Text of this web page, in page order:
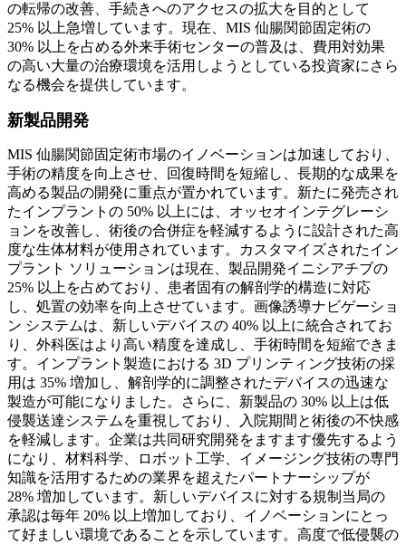
の転帰の改善、手続きへのアクセスの拡大を目的として
25% 以上急増しています。現在、MIS 仙腸関節固定術の
30% 以上を占める外来手術センターの普及は、費用対効果
の高い大量の治療環境を活用しようとしている投資家にさら
なる機会を提供しています。
新製品開発
MIS 仙腸関節固定術市場のイノベーションは加速しており、
手術の精度を向上させ、回復時間を短縮し、長期的な成果を
高める製品の開発に重点が置かれています。新たに発売され
たインプラントの 50% 以上には、オッセオインテグレーシ
ョンを改善し、術後の合併症を軽減するように設計された高
度な生体材料が使用されています。カスタマイズされたイン
プラント ソリューションは現在、製品開発イニシアチブの
25% 以上を占めており、患者固有の解剖学的構造に対応
し、処置の効率を向上させています。画像誘導ナビゲーショ
ン システムは、新しいデバイスの 40% 以上に統合されてお
り、外科医はより高い精度を達成し、手術時間を短縮できま
す。インプラント製造における 3D プリンティング技術の採
用は 35% 増加し、解剖学的に調整されたデバイスの迅速な
製造が可能になりました。さらに、新製品の 30% 以上は低
侵襲送達システムを重視しており、入院期間と術後の不快感
を軽減します。企業は共同研究開発をますます優先するよう
になり、材料科学、ロボット工学、イメージング技術の専門
知識を活用するための業界を超えたパートナーシップが
28% 増加しています。新しいデバイスに対する規制当局の
承認は毎年 20% 以上増加しており、イノベーションにとっ
て好ましい環境であることを示しています。高度で低侵襲の